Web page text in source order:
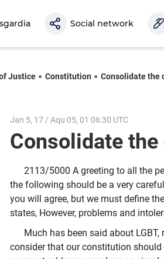
Social network
Justice Constitution Consolidate the
Jan 5, 17 / Aqu 05, 01 06:30 UTC
Consolidate the
2113/5000 A greeting to all the
the following should be a very
you will agree, but we must define
states, However, problems and
Much has been said about
consider that our constitution